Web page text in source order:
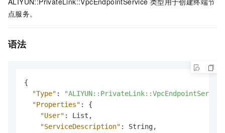
点服务。
语法
{
"Type" :
"Properties" :
{
"User" : List ,
"ServiceDescription" : String,